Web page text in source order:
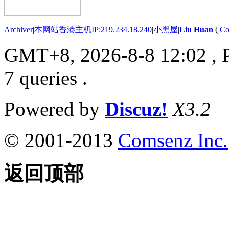
Archiver|本网站香港主机IP:219.234.18.240|小黑屋|Liu Huan (
GMT+8, 2026-8-8 12:02 ,
7 queries .
Powered by Discuz! X3.2
© 2001-2013 Comsenz Inc.
返回顶部